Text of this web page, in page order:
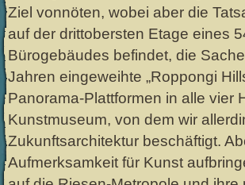
Ziel vonnöten, wobei aber die
auf der drittobersten Etage eines
Bürogebäudes befindet, die
Jahren eingeweihte „Roppongi
Panorama-Plattformen in alle vier
Kunstmuseum, von dem wir
Zukunftsarchitektur beschäftigt.
Aufmerksamkeit für Kunst